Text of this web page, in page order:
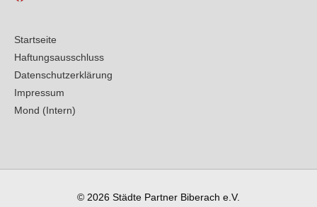
Startseite
Haftungsausschluss
Datenschutzerklärung
Impressum
Mond (Intern)
© 2026 Städte Partner Biberach e.V.